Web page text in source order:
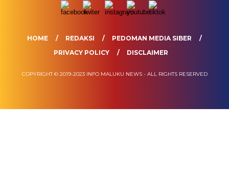
HOME REDAKSI
PEDOMAN MEDIA SIBER
PRIVACY POLICY
DISCLAIMER
COPYRIGHT © 2019-2023 INFO MALUKU NEWS - ALL RIGHTS RESERVED